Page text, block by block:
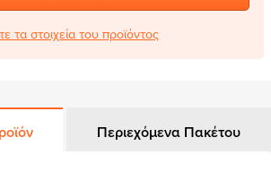
τα στοιχεία του προϊόντος
Περιεχόμενα Πακέτου